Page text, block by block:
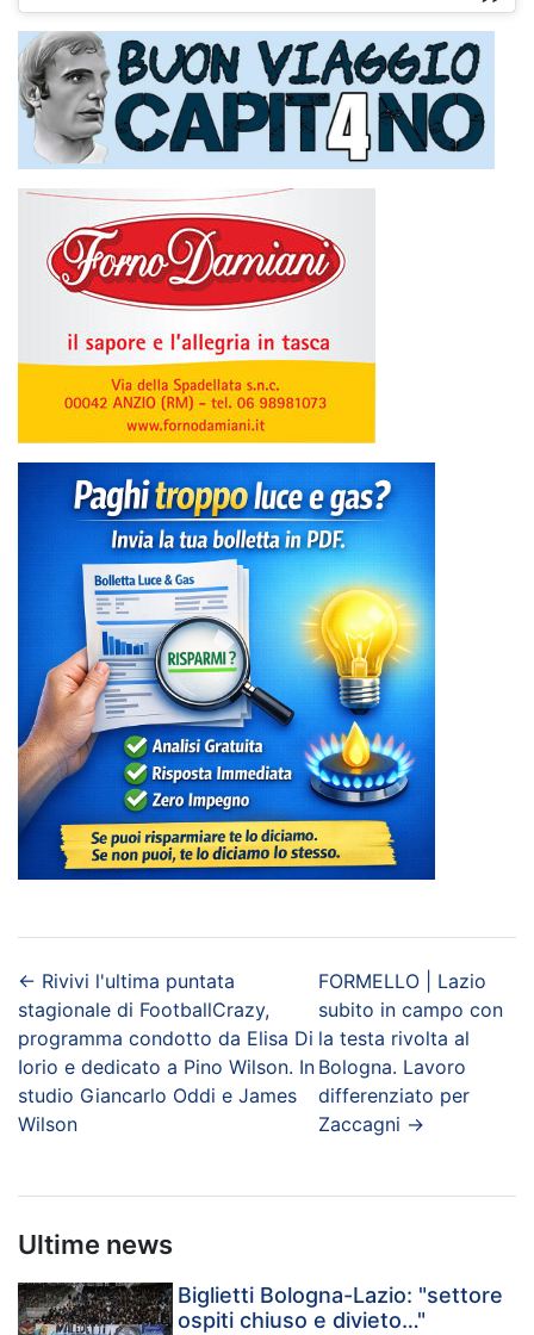
← Rivivi l'ultima puntata
stagionale di FootballCrazy,
programma condotto da Elisa Di
Iorio e dedicato a Pino Wilson. In
studio Giancarlo Oddi e James
Wilson
FORMELLO | Lazio
subito in campo con
la testa rivolta al
Bologna. Lavoro
differenziato per
Zaccagni →
Ultime news
Biglietti Bologna-Lazio: "settore
ospiti chiuso e divieto…"